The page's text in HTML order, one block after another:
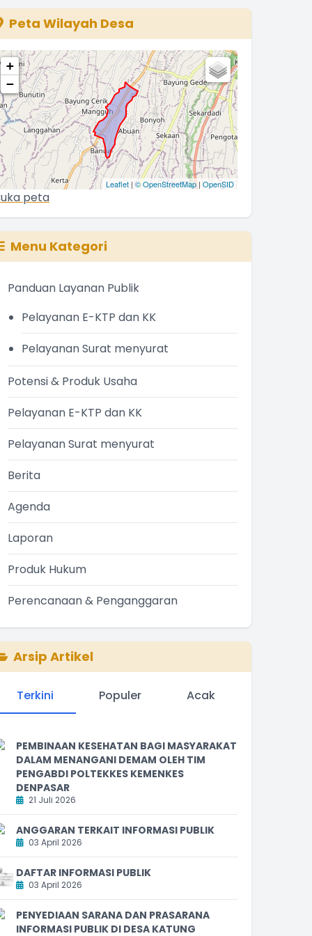
The chart has 1 Y axis displaying values. Range: 0 to
Peta Wilayah Desa
+
−
Leaflet | © OpenStreetMap| OpenSID
peta
Menu Kategori
Panduan Layanan Publik
Pelayanan E-KTP dan KK
Pelayanan Surat menyurat
Potensi & Produk Usaha
Pelayanan E-KTP dan KK
Pelayanan Surat menyurat
Berita
Agenda
Laporan
Produk Hukum
Perencanaan & Penganggaran
Arsip Artikel
Terkini Populer Acak
PEMBINAAN KESEHATAN BAGI MASYARAKAT
DALAM MENANGANI DEMAM OLEH TIM
PENGABDI POLTEKKES KEMENKES
DENPASAR
21 Juli 2026
ANGGARAN TERKAIT INFORMASI PUBLIK
03 April 2026
DAFTAR INFORMASI PUBLIK
03 April 2026
PENYEDIAAN SARANA DAN PRASARANA
INFORMASI PUBLIK DI DESA KATUNG